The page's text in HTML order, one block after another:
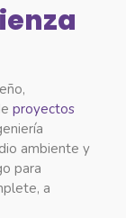
proyectos
ambiente y
para
a